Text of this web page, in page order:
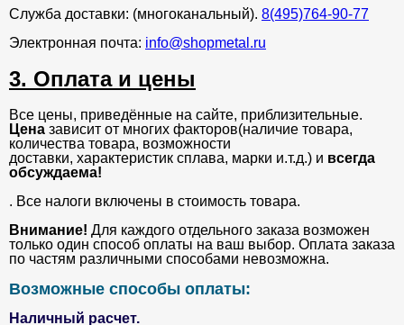
Служба доставки: (многоканальный). 8(495)764-90-77
Электронная почта: info@shopmetal.ru
3. Оплата и цены
Все цены, приведённые на сайте, приблизительные.
Цена зависит от многих факторов(наличие товара,
количества товара, возможности
доставки, характеристик сплава, марки и.т.д.) и всегда
обсуждаема!
. Все налоги включены в стоимость товара.
Внимание! Для каждого отдельного заказа возможен
только один способ оплаты на ваш выбор. Оплата заказа
по частям различными способами невозможна.
Возможные способы оплаты:
Наличный расчет.